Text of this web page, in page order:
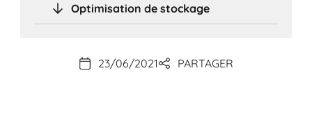
Optimisation de stockage
23/06/2021 PARTAGER